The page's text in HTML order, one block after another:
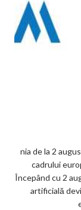
nia de la 2
cadrului
Începând cu 2
artificială